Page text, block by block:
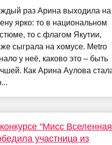
раз Арина выходила на
ярко: то в национальном
то с флагом Якутии,
сыграла на хомусе. Metro
у неё, каково это – быть
Как Арина Аулова
"Мисс
участница из